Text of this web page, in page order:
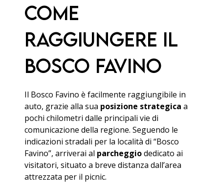
Come
raggiungere il
Bosco Favino
Il Bosco Favino è facilmente raggiungibile in
auto, grazie alla sua posizione strategica a
pochi chilometri dalle principali vie di
comunicazione della regione. Seguendo le
indicazioni stradali per la località di “Bosco
Favino”, arriverai al parcheggiodedicato ai
visitatori, situato a breve distanza dall’area
attrezzata per il picnic.